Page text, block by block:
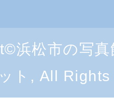
浜松市の写
ト, All